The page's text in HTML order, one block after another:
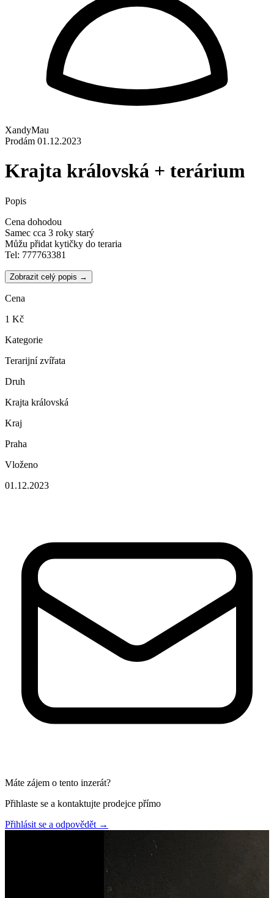
XandyMau
Prodám 01.12.2023
Krajta královská + terárium
Popis
Cena dohodou
Samec cca 3 roky starý
Můžu přidat kytičky do teraria
Tel: 777763381
Zobrazit celý popis →
Cena
1 Kč
Kategorie
Terarijní zvířata
Druh
Krajta královská
Kraj
Praha
Vloženo
01.12.2023
Máte zájem o tento inzerát?
Přihlaste se a kontaktujte prodejce přímo
Přihlásit se a odpovědět →